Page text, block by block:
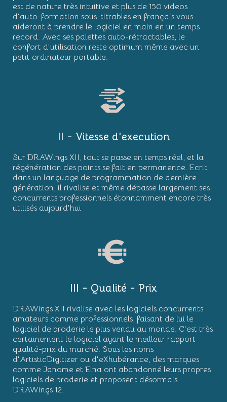
est de nature très intuitive et plus de 150 videos
d'auto-formation sous-titrables en français vous
aideront à prendre le logiciel en main en un temps
record. Avec ses palettes auto-rétractables, le
confort d'utilisation reste optimum même avec un
petit ordinateur portable.
II - Vitesse d'execution
Sur DRAWings XII, tout se passe en temps réel, et la
régénération des points se fait en permanence. Ecrit
dans un language de programmation de dernière
génération, il rivalise et même dépasse largement ses
concurrents professionnels étonnamment encore très
utilisés aujourd'hui
III - Qualité - Prix
DRAWings XII rivalise avec les logiciels concurrents
amateurs comme professionnels, faisant de lui le
logiciel de broderie le plus vendu au monde. C'est très
certainement le logiciel ayant le meilleur rapport
qualité-prix du marché. Sous les noms
d'ArtisticDigitizer ou d'eXhubérance, des marques
comme Janome et Elna ont abandonné leurs propres
logiciels de broderie et proposent désormais
DRAWings 12.